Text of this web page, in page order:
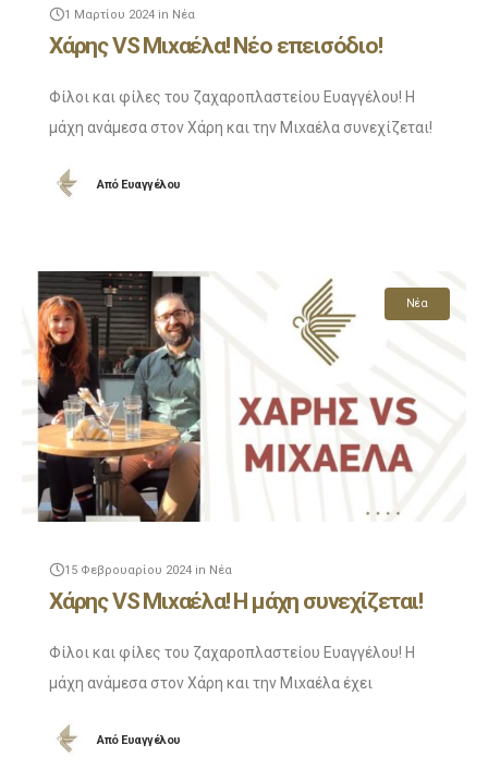
1 Μαρτίου 2024 in Νέα
Χάρης VS Μιxαέλα! Νέο επεισόδιο!
Φίλοι και φίλες του ζαχαροπλαστείου Ευαγγέλου! Η
μάχη ανάμεσα στον Χάρη και την Μιxαέλα συνεχίζεται!
δείτε άμεσα. Και αφού το
ΑπόΕυαγγέλου
Νέα
15 Φεβρουαρίου 2024 in Νέα
Χάρης VS Μιxαέλα! Η μάχη συνεχίζεται!
Φίλοι και φίλες του ζαχαροπλαστείου Ευαγγέλου! Η
μάχη ανάμεσα στον Χάρη και την Μιxαέλα έχει
συμμετέχουν άλλα 2 αμερόληπτα ( λέμε τώρα
ΑπόΕυαγγέλου